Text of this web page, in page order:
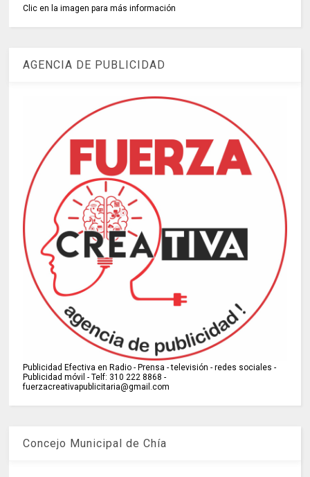
Clic en la imagen para más información
AGENCIA DE PUBLICIDAD
Publicidad Efectiva en Radio - Prensa - televisión - redes sociales -
Publicidad móvil - Telf: 310 222 8868 -
fuerzacreativapublicitaria@gmail.com
Concejo Municipal de Chía